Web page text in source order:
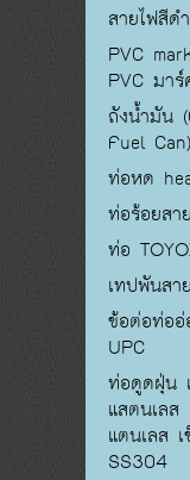
สายไฟสีดำ
PVC
PVC มาร์
ถังน้ำมัน
Fuel
ท่อหด
ท่อร้อยสา
ท่อ
เทปพันสา
ข้อต่อท่อ
UPC
ท่อดูดฝุ่น
แสตนเลส
แตนเลส
SS304